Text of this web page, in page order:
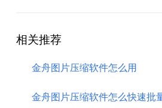
相关推荐
金舟图片压缩软件怎么用
金舟图片压缩软件怎么快速批